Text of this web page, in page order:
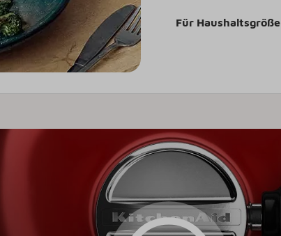
Für Haushaltsgröße